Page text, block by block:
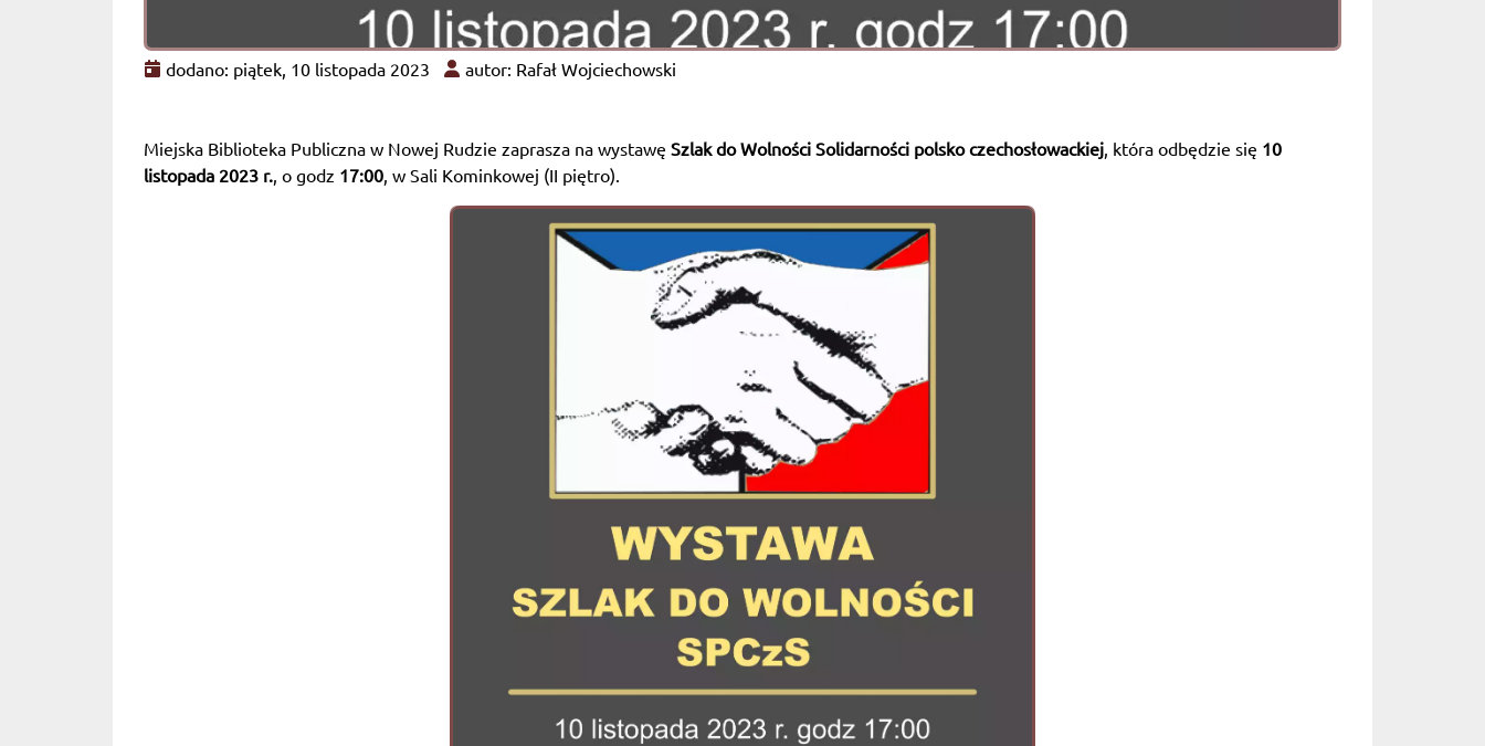
dodano: piątek, 10 listopada 2023 autor: Rafał Wojciechowski
Miejska Biblioteka Publiczna w Nowej Rudzie zaprasza na wystawę Szlak do Wolności Solidarności polsko czechosłowackiej , która odbędzie się 10
listopada 2023 r. , o godz 17:00 , w Sali Kominkowej (II piętro).